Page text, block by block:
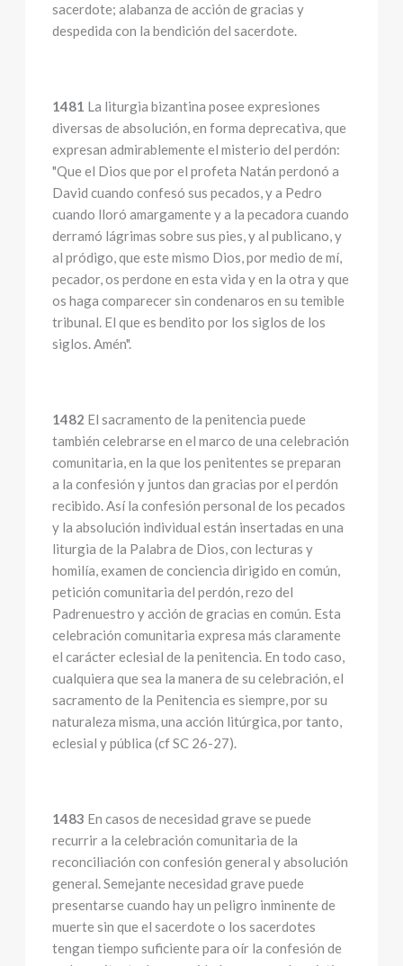
sacerdote; alabanza de acción de gracias y
despedida con la bendición del sacerdote.
1481 La liturgia bizantina posee expresiones
diversas de absolución, en forma deprecativa, que
expresan admirablemente el misterio del perdón:
"Que el Dios que por el profeta Natán perdonó a
David cuando confesó sus pecados, y a Pedro
cuando lloró amargamente y a la pecadora cuando
derramó lágrimas sobre sus pies, y al publicano, y
al pródigo, que este mismo Dios, por medio de mí,
pecador, os perdone en esta vida y en la otra y que
os haga comparecer sin condenaros en su temible
tribunal. El que es bendito por los siglos de los
siglos. Amén".
1482 El sacramento de la penitencia puede
también celebrarse en el marco de una celebración
comunitaria, en la que los penitentes se preparan
a la confesión y juntos dan gracias por el perdón
recibido. Así la confesión personal de los pecados
y la absolución individual están insertadas en una
liturgia de la Palabra de Dios, con lecturas y
homilía, examen de conciencia dirigido en común,
petición comunitaria del perdón, rezo del
Padrenuestro y acción de gracias en común. Esta
celebración comunitaria expresa más claramente
el carácter eclesial de la penitencia. En todo caso,
cualquiera que sea la manera de su celebración, el
sacramento de la Penitencia es siempre, por su
naturaleza misma, una acción litúrgica, por tanto,
eclesial y pública (cf SC 26-27).
1483 En casos de necesidad grave se puede
recurrir a la celebración comunitaria de la
reconciliación con confesión general y absolución
general. Semejante necesidad grave puede
presentarse cuando hay un peligro inminente de
muerte sin que el sacerdote o los sacerdotes
tengan tiempo suficiente para oír la confesión de